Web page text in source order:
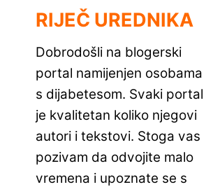
RIJEČ UREDNIKA
Dobrodošli na blogerski
portal namijenjen osobama
s dijabetesom. Svaki portal
je kvalitetan koliko njegovi
autori i tekstovi. Stoga vas
pozivam da odvojite malo
vremena i upoznate se s